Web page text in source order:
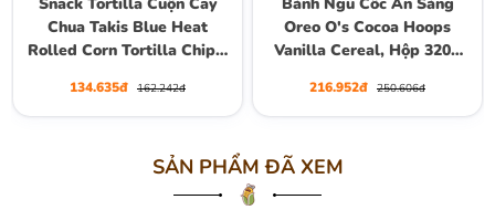
Snack Tortilla Cuộn Cay
Chua Takis Blue Heat
Rolled Corn Tortilla Chips,
134.635đ 162.242đ
Bánh Ngũ Cốc Ăn Sáng
Oreo O's Cocoa Hoops
Vanilla Cereal, Hộp 320g
216.952đ 250.606đ
SẢN PHẨM ĐÃ XEM